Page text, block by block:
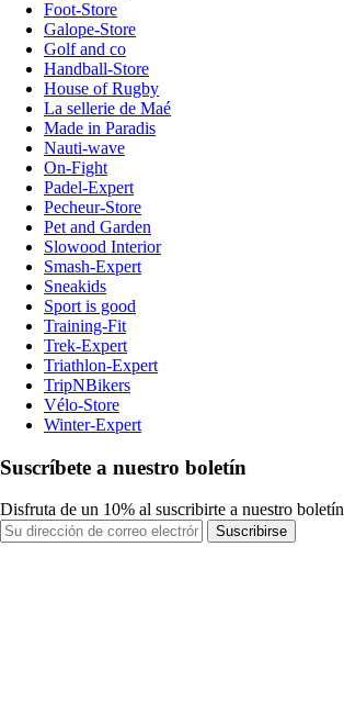
Foot-Store
Galope-Store
Golf and co
Handball-Store
House of Rugby
La sellerie de Maé
Made in Paradis
Nauti-wave
On-Fight
Padel-Expert
Pecheur-Store
Pet and Garden
Slowood Interior
Smash-Expert
Sneakids
Sport is good
Training-Fit
Trek-Expert
Triathlon-Expert
TripNBikers
Vélo-Store
Winter-Expert
Suscríbete a nuestro boletín
Disfruta de un 10% al suscribirte a nuestro boletín
Suscribirse